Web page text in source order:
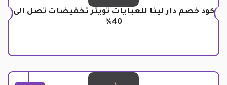
كود خصم دار لينا للعبايات تويتر تخفيضات تصل الى
40%